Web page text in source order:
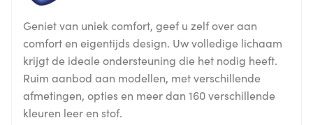
Geniet van uniek comfort, geef u zelf over aan
comfort en eigentijds design. Uw volledige lichaam
krijgt de ideale ondersteuning die het nodig heeft.
Ruim aanbod aan modellen, met verschillende
afmetingen, opties en meer dan 160 verschillende
kleuren leer en stof.